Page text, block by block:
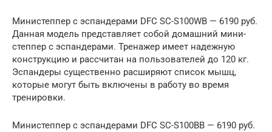
Министеппер с эспандерами DFC SC-S100WB — 6190 руб.
Данная модель представляет собой домашний мини-
степпер с эспандерами. Тренажер имеет надежную
конструкцию и рассчитан на пользователей до 120 кг.
Эспандеры существенно расширяют список мышц,
которые могут быть включены в работу во время
тренировки.
Министеппер с эспандерами DFC SC-S100BB — 6190 руб.